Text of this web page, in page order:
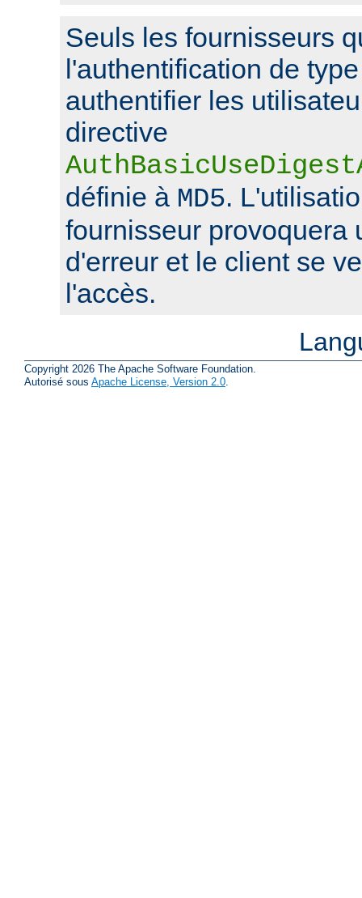
Seuls les fournisseurs
l'authentification de
authentifier les
directive
définie à MD5.
fournisseur provoquera
d'erreur et le client se
l'accès.
Copyright 2026 The Apache Software Foundation.
Autorisé sous Apache License, Version 2.0.